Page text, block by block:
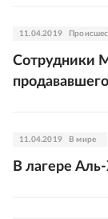
11.04.2019
Сотрудники
11.04.2019 В мире
В лагере